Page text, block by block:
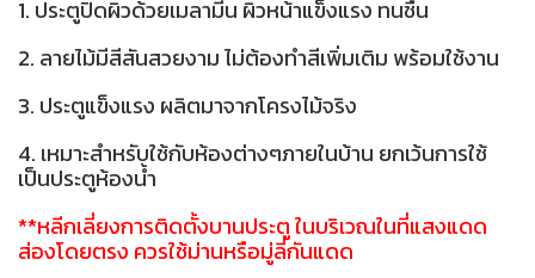
1. ประตูปิดผิวด้วยเมลามีน ผิวหน้าแข็งแรง ทนชื้น
2. ลายไม้มีสีสันสวยงาม ไม่ต้องทำสีเพิ่มเติม พร้อมใช้งาน
3. ประตูแข็งแรง ผลิตมาจากโครงไม้จริง
4. เหมาะสำหรับใช้กับห้องต่างๆภายในบ้าน ยกเว้นการใช้
เป็นประตูห้องน้ำ
**หลีกเลี่ยงการติดตั้งบานประตู ในบริเวณในที่แสงแดด
ส่องโดยตรง ควรใช้ม่านหรือมู่ลี่กันแดด